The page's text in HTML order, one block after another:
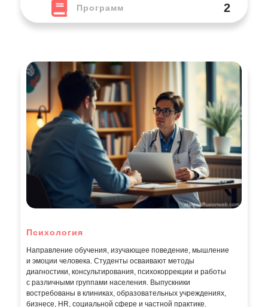
Программ 2
Психология
Направление обучения, изучающее поведение, мышление
и эмоции человека. Студенты осваивают методы
диагностики, консультирования, психокоррекции и работы
с различными группами населения. Выпускники
востребованы в клиниках, образовательных учреждениях,
бизнесе, HR, социальной сфере и частной практике.